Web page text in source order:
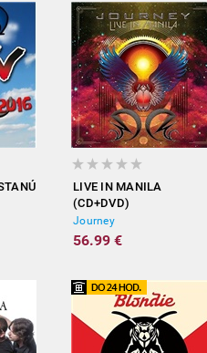
LIVE IN MANILA
(CD+DVD)
Journey
56.99 €